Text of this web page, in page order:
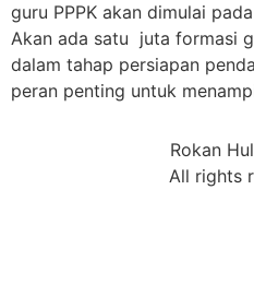
guru PPPK akan dimulai
Akan ada satu juta formasi
dalam tahap persiapan
peran penting untuk
Rokan
All rights